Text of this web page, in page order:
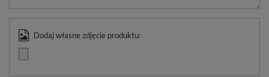
Dodaj własne zdjęcie produktu: